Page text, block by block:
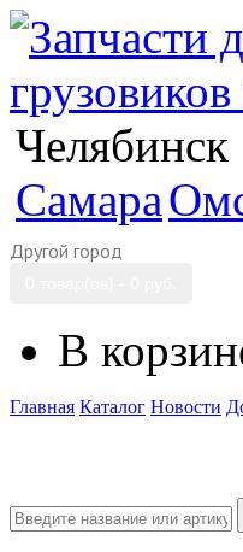
Челябинск
Самара
Другой город
В
Главная Каталог Новости